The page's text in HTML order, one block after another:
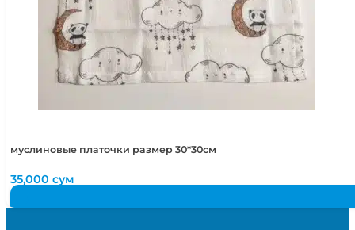
муслиновые платочки размер 30*30см
35,000сум